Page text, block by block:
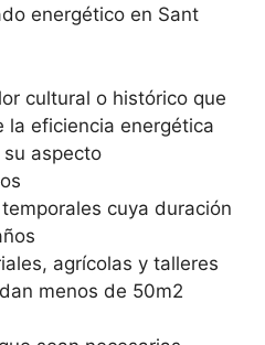
energético en Sant
cultural o histórico que
la eficiencia energética
aspecto
cuya duración
agrícolas y talleres
menos de 50m2